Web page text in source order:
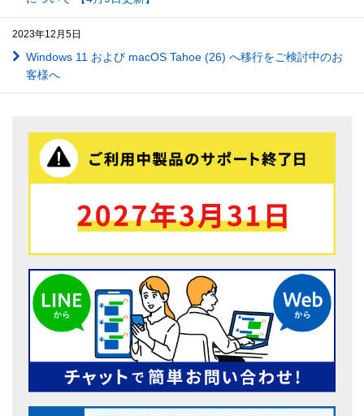
2023年12月5日
Windows 11 および macOS Tahoe (26) へ移行をご検討中のお
客様へ